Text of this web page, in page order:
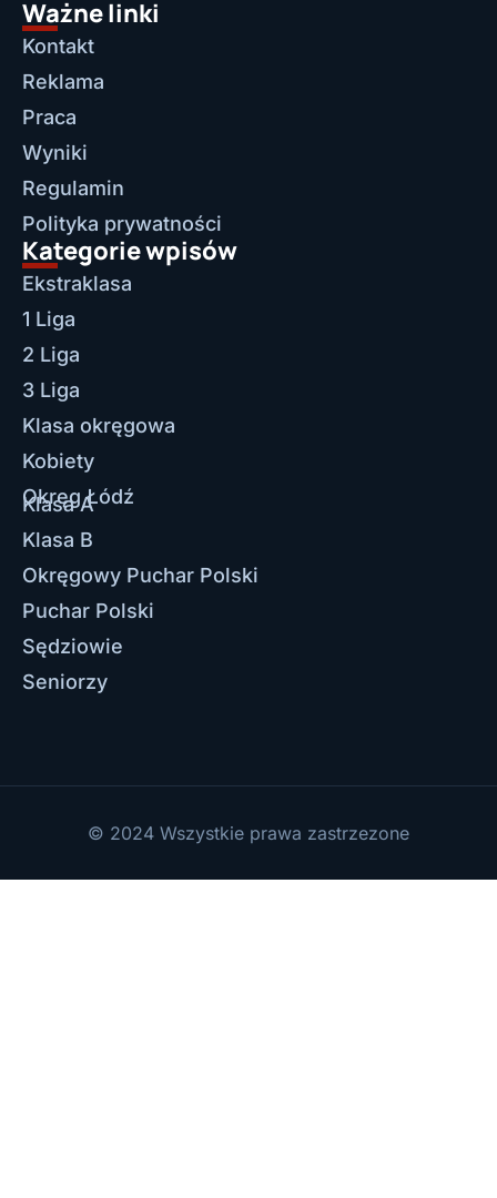
Ważne linki
Kontakt
Reklama
Praca
Wyniki
Regulamin
Polityka prywatności
Kategorie wpisów
Ekstraklasa
1 Liga
2 Liga
3 Liga
Klasa okręgowa
Kobiety
Okręg Łódź
Klasa A
Klasa B
Okręgowy Puchar Polski
Puchar Polski
Sędziowie
Seniorzy
© 2024 Wszystkie prawa zastrzezone